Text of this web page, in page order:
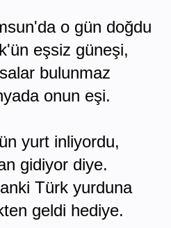
o gün doğdu
eşsiz güneşi,
bulunmaz
onun eşi.
yurt inliyordu,
gidiyor diye.
Türk yurduna
geldi hediye.